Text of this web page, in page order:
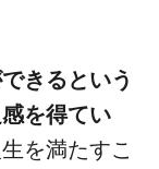
きるという
を得てい
を満たすこ